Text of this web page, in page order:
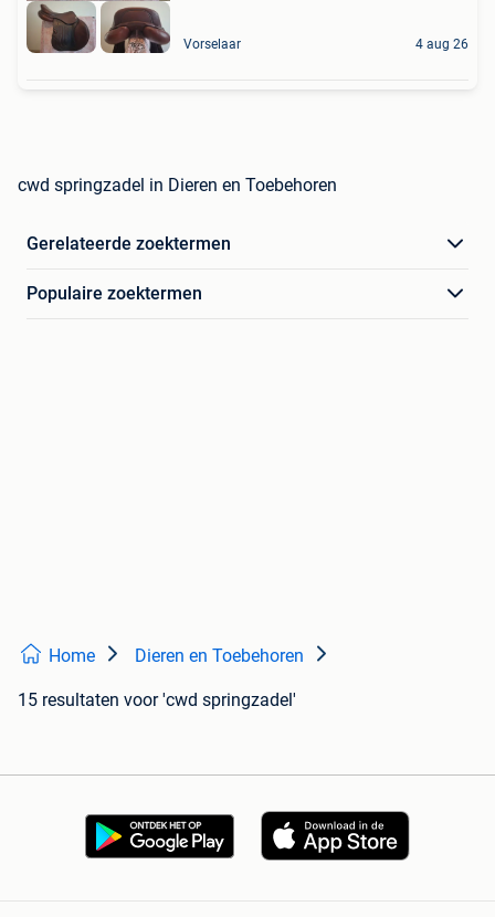
Vorselaar 4 aug 26
cwd springzadel in Dieren en Toebehoren
Gerelateerde zoektermen
Populaire zoektermen
Home Dieren en Toebehoren
15 resultaten voor 'cwd springzadel'